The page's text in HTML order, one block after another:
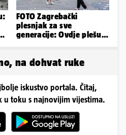
FOTO Zagrebački
plesnjak za sve
generacije: Ovdje plešu
na dohvat ruke
iskustvo portala. Čitaj,
toku s najnovijim vijestima.